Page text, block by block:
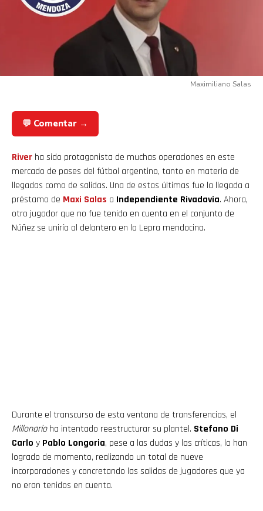
Maximiliano Salas
💬 Comentar →
River ha sido protagonista de muchas operaciones en este
mercado de pases del fútbol argentino, tanto en materia de
llegadas como de salidas. Una de estas últimas fue la llegada a
préstamo de Maxi Salas a Independiente Rivadavia. Ahora,
otro jugador que no fue tenido en cuenta en el conjunto de
Núñez se uniría al delantero en la Lepra mendocina.
Durante el transcurso de esta ventana de transferencias, el
Millonarioha intentado reestructurar su plantel. Stefano Di
Carlo y Pablo Longoria, pese a las dudas y las críticas, lo han
logrado de momento, realizando un total de nueve
incorporaciones y concretando las salidas de jugadores que ya
no eran tenidos en cuenta.